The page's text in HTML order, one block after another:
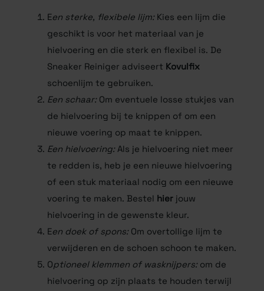
Een sterke, flexibele lijm:Kies een lijm die
geschikt is voor het materiaal van je
hielvoering en die sterk en flexibel is. De
Sneaker Reiniger adviseert Kovulfix
schoenlijm te gebruiken.
Een schaar: Om eventuele losse stukjes van
de hielvoering bij te knippen of om een
nieuwe voering op maat te knippen.
Een hielvoering:Als je hielvoering niet meer
te redden is, heb je een nieuwe hielvoering
of een stuk materiaal nodig om een nieuwe
voering te maken. Bestel hier jouw
hielvoering in de gewenste kleur.
Een doek of spons:Om overtollige lijm te
verwijderen en de schoen schoon te maken.
Optioneel klemmen of wasknijpers: om de
hielvoering op zijn plaats te houden terwijl